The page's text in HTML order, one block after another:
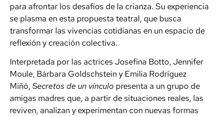
para afrontar los desafíos de la crianza. Su experiencia
se plasma en esta propuesta teatral, que busca
transformar las vivencias cotidianas en un espacio de
reflexión y creación colectiva.
Interpretada por las actrices Josefina Botto, Jennifer
Moule, Bárbara Goldschstein y Emilia Rodríguez
Miñó, Secretos de un vínculo presenta a un grupo de
amigas madres que, a partir de situaciones reales, las
reviven, analizan y experimentan con nuevas formas